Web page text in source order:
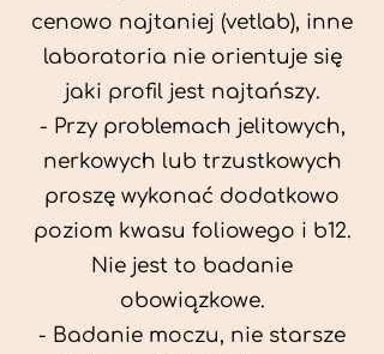
cenowo najtaniej (vetlab), inne
laboratoria nie orientuje się
jaki profil jest najtańszy.
- Przy problemach jelitowych,
nerkowych lub trzustkowych
proszę wykonać dodatkowo
poziom kwasu foliowego i b12.
Nie jest to badanie
obowiązkowe.
- Badanie moczu, nie starsze